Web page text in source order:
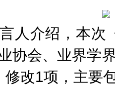
人介绍，本次
协会、业界学
修改1项，主要